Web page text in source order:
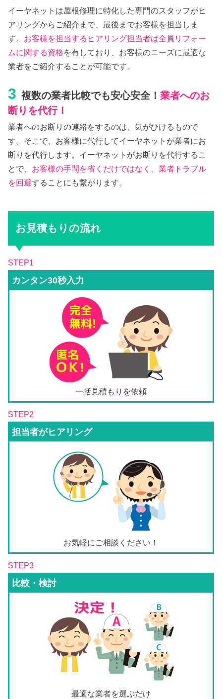
イーヤネットは屋根修理に特化した専門のスタッフがヒ
アリングからご紹介まで、最後までお客様を担当しま
す。 お客様を担当するヒアリング担当者は全員リフォー
ムに関する資格を有しており、お客様のニーズに最適な
業者をご紹介することが可能です。
3 複数の業者比較でも安心安全！業者へのお
断りを代行！
業者へのお断りの連絡をするのは、気がひけるもので
す。そこで、お客様に代行してイーヤネットが業者にお
断りを代行します。イーヤネットがお断りを代行するこ
とで、 お客様の手間を省くだけではなく、業者トラブル
を回避することにも繋がります。
お見積もりの流れ
STEP1
カンタン30秒入力
一括見積もりを依頼
STEP2
担当者がヒアリング
お気軽にご相談ください！
STEP3
比較・検討
最適な業者を選ぶだけ